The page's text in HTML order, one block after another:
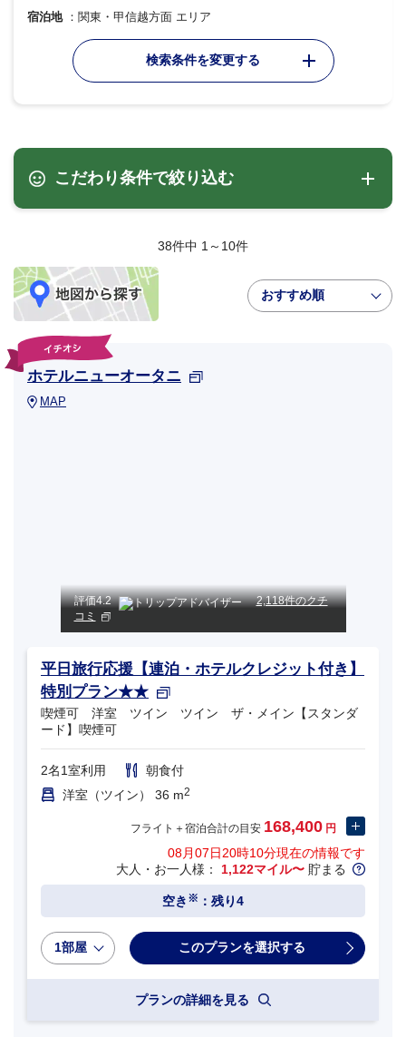
宿泊地 関東・甲信越方面 エリア
検索条件を変更する
こだわり条件で絞り込む
38件中 1～10件
おすすめ順
ホテルニューオータニ
MAP
評価4.2
2,118件のクチ
コミ
平日旅行応援【連泊・ホテルクレジット付き】
特別プラン★★
喫煙可 洋室 ツイン ツイン ザ・メイン【スタンダ
ード】喫煙可
2名1室利用
朝食付
洋室（ツイン） 36 m2
フライト＋宿泊合計の目安 168,400 円
08月07日20時10分現在の情報です
大人・お一人様： 1,122マイル〜 貯まる
空き ※ ：残り4
1部屋
プランの詳細を見る